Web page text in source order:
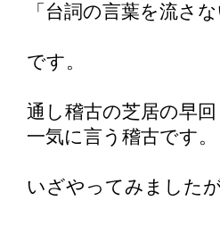
「台詞の言葉を流さな
です。
通し稽古の芝居の早
一気に言う稽古です。
いざやってみました